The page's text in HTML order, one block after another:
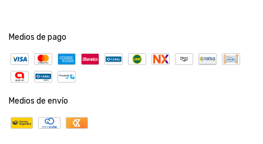
Medios de pago
Medios de envío